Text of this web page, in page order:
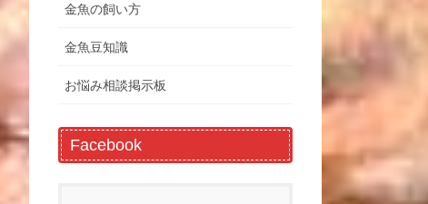
金魚の飼い方
金魚豆知識
お悩み相談掲示板
Facebook